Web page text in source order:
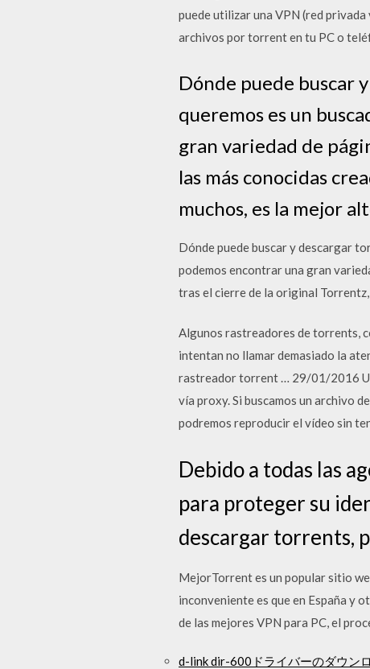
puede utilizar una VPN (red
archivos por torrent en tu PC o
Dónde puede buscar
queremos es un
gran variedad de
las más conocidas
muchos, es la mejor
Dónde puede buscar y descargar
podemos encontrar una gran
tras el cierre de la original
Algunos rastreadores de torrents,
intentan no llamar demasiado la
rastreador torrent … 29/01/2016
vía proxy. Si buscamos un archivo
podremos reproducir el vídeo sin
Debido a todas las
para proteger su
descargar torrents,
MejorTorrent es un popular sitio
inconveniente es que en España y
de las mejores VPN para PC, el
d-link dir-600ドライバーのダウン